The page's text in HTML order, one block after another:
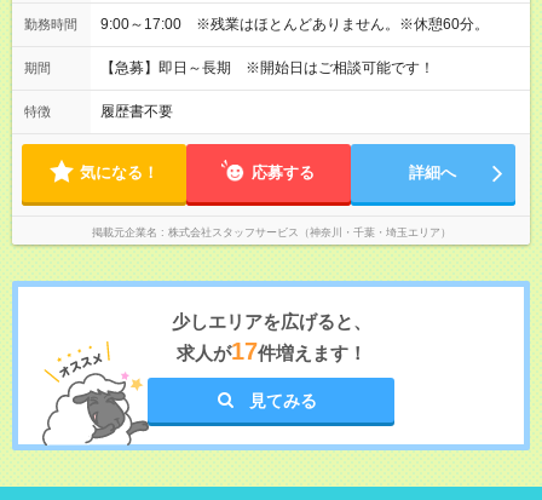
勤務時間 9:00～17:00 ※残業はほとんどありません。※休憩60分。
期間 【急募】即日～長期 ※開始日はご相談可能です！
特徴 履歴書不要
気になる！ 応募する 詳細へ
掲載元企業名 株式会社スタッフサービス（神奈川・千葉・埼玉エリア）
少しエリアを広げると、
求人が17件増えます！
見てみる